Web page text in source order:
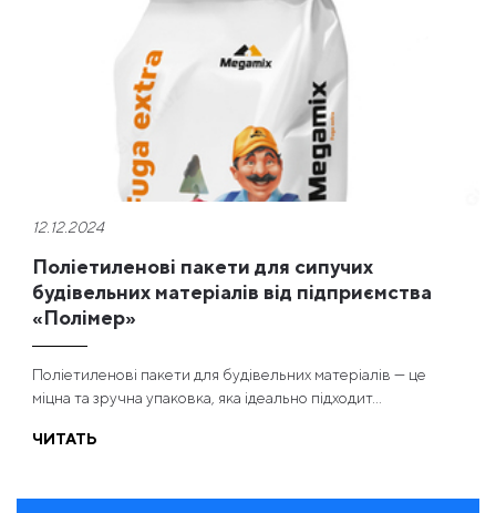
12.12.2024
Поліетиленові пакети для сипучих
будівельних матеріалів від підприємства
«Полімер»
Поліетиленові пакети для будівельних матеріалів — це
міцна та зручна упаковка, яка ідеально підходит...
ЧИТАТЬ